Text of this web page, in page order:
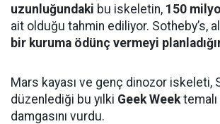
uzunluğundaki bu iskeletin, 150
ait olduğu tahmin ediliyor. Sotheby’s,
bir kuruma ödünç vermeyi
Mars kayası ve genç dinozor iskeleti,
düzenlediği bu yılki Geek Weektemalı
damgasını vurdu.